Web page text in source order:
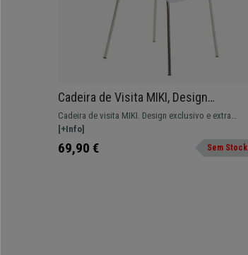
Cadeira de Visita MIKI, Design
Exclusivo, Forrada Em Pele, Cor
Branco
Cadeira de visita MIKI. Design exclusivo e extra
conforto. Um modelo simples fabricado com
materiais de qualidade.
[+Info]
69,90 € Sem Stock